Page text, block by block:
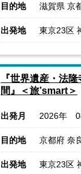
目的地 滋賀県 京
出発地 東京23区
『世界遺産・法
間』＜旅’smart＞
出発月 2026年
目的地 京都府 奈
出発地 東京23区